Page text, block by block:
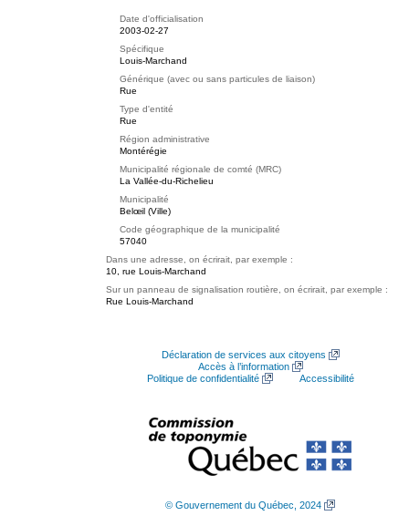
Date d'officialisation
2003-02-27
Spécifique
Louis-Marchand
Générique (avec ou sans particules de liaison)
Rue
Type d'entité
Rue
Région administrative
Montérégie
Municipalité régionale de comté (MRC)
La Vallée-du-Richelieu
Municipalité
Belœil (Ville)
Code géographique de la municipalité
57040
Dans une adresse, on écrirait, par exemple :
10, rue Louis-Marchand
Sur un panneau de signalisation routière, on écrirait, par exemple :
Rue Louis-Marchand
Déclaration de services aux citoyens
Accès à l’information
Politique de confidentialité
Accessibilité
© Gouvernement du Québec, 2024